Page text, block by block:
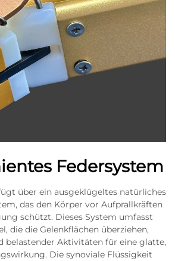
Federsystem
über ein ausgeklügeltes natürliches
das den Körper vor Aufprallkräften
schützt. Dieses System umfasst
die die Gelenkflächen überziehen,
belastender Aktivitäten für eine glatte,
Die synoviale Flüssigkeit